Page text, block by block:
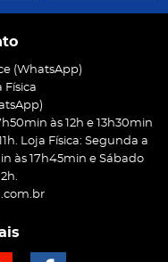
(WhatsApp)
Física
às 12h e 13h30min
Loja Física: Segunda a
às 17h45min e Sábado